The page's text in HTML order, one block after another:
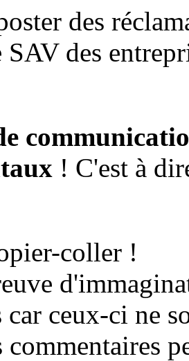
des
SAV des
! C'est à
coller !
ceux-ci ne
commentaires